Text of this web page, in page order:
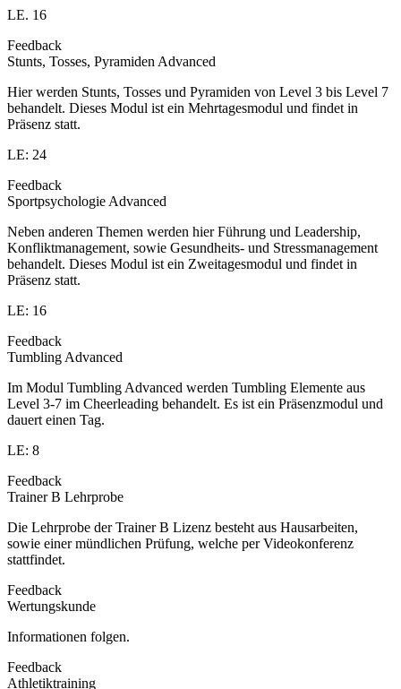
LE. 16
Feedback
Stunts, Tosses, Pyramiden Advanced
Hier werden Stunts, Tosses und Pyramiden von Level 3 bis Level 7
behandelt. Dieses Modul ist ein Mehrtagesmodul und findet in
Präsenz statt.
LE: 24
Feedback
Sportpsychologie Advanced
Neben anderen Themen werden hier Führung und Leadership,
Konfliktmanagement, sowie Gesundheits- und Stressmanagement
behandelt. Dieses Modul ist ein Zweitagesmodul und findet in
Präsenz statt.
LE: 16
Feedback
Tumbling Advanced
Im Modul Tumbling Advanced werden Tumbling Elemente aus
Level 3-7 im Cheerleading behandelt. Es ist ein Präsenzmodul und
dauert einen Tag.
LE: 8
Feedback
Trainer B Lehrprobe
Die Lehrprobe der Trainer B Lizenz besteht aus Hausarbeiten,
sowie einer mündlichen Prüfung, welche per Videokonferenz
stattfindet.
Feedback
Wertungskunde
Informationen folgen.
Feedback
Athletiktraining